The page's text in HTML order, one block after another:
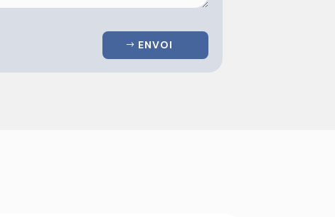
ENVOI